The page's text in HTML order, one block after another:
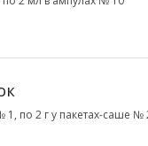
по 2 г у пакетах-саше №